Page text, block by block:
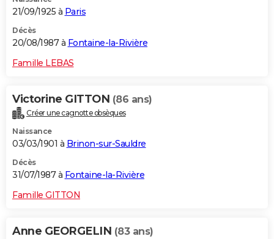
21/09/1925 à Paris
Décès
20/08/1987 à Fontaine-la-Rivière
Famille LEBAS
Victorine GITTON (86 ans)
Créer une cagnotte obsèques
Naissance
03/03/1901 à Brinon-sur-Sauldre
Décès
31/07/1987 à Fontaine-la-Rivière
Famille GITTON
Anne GEORGELIN (83 ans)